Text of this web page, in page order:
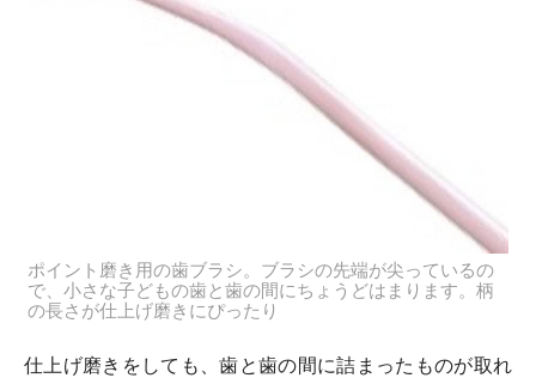
ポイント磨き用の歯ブラシ。ブラシの先端が尖っているの
で、小さな子どもの歯と歯の間にちょうどはまります。柄
の長さが仕上げ磨きにぴったり
仕上げ磨きをしても、歯と歯の間に詰まったものが取れ